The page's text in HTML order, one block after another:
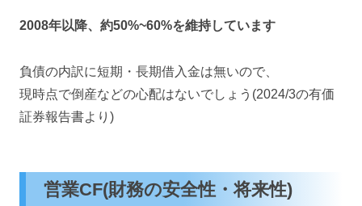
2008年以降、約50%~60%を維持しています
負債の内訳に短期・長期借入金は無いので、
現時点で倒産などの心配はないでしょう(2024/3の有価
証券報告書より)
営業CF(財務の安全性・将来性)